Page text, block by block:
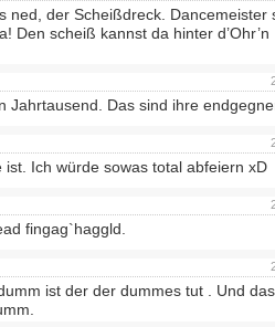
ned, der Scheißdreck. Dancemeister
Den scheiß kannst da hinter d’Ohr’n
Jahrtausend. Das sind ihre
ist. Ich würde sowas total abfeiern xD
fingag`haggld.
ist der der dummes tut . Und